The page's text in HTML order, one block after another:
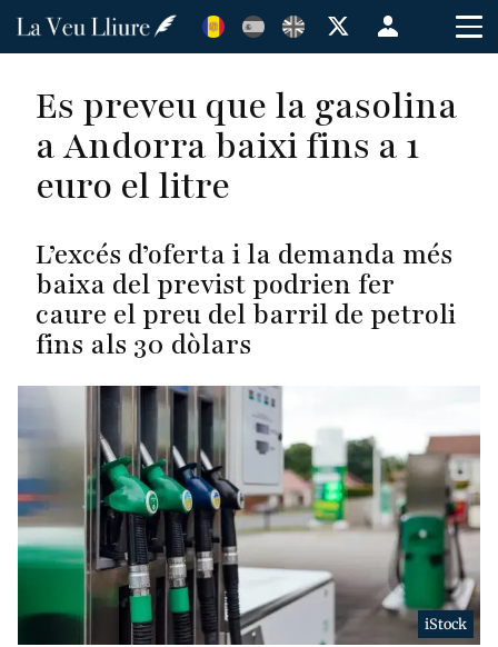
Vés
Menú
de
cuenta
de
usuario
Es preveu que la gasolina
a Andorra baixi fins a 1
euro el litre
L’excés d’oferta i la demanda més
baixa del previst podrien fer
caure el preu del barril de petroli
fins als 30 dòlars
iStock